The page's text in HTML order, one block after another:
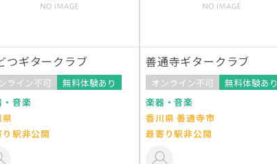
つギタークラブ
ライン不可
無料体験あり
・音楽
り駅非公開
善通寺ギタークラブ
オンライン不可
無料体験あり
楽器・音楽
香川県 善通寺市
最寄り駅非公開